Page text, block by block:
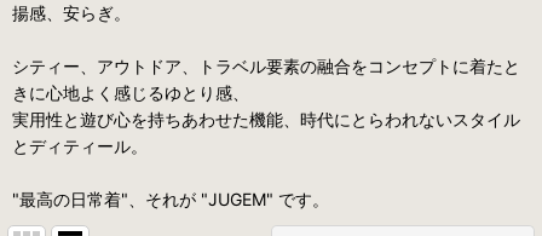
揚感、安らぎ。
シティー、アウトドア、トラベル要素の融合をコンセプトに着たと
きに心地よく感じるゆとり感、
実用性と遊び心を持ちあわせた機能、時代にとらわれないスタイル
とディティール。
"最高の日常着"、それが "JUGEM" です。